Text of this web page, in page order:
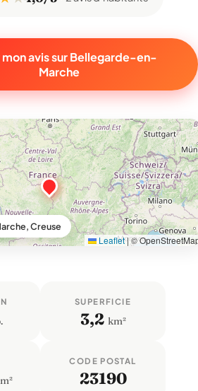
mon avis sur Bellegarde-en-
Marche
Leaflet|©
Creuse
SUPERFICIE
3,2 km²
CODE POSTAL
23190